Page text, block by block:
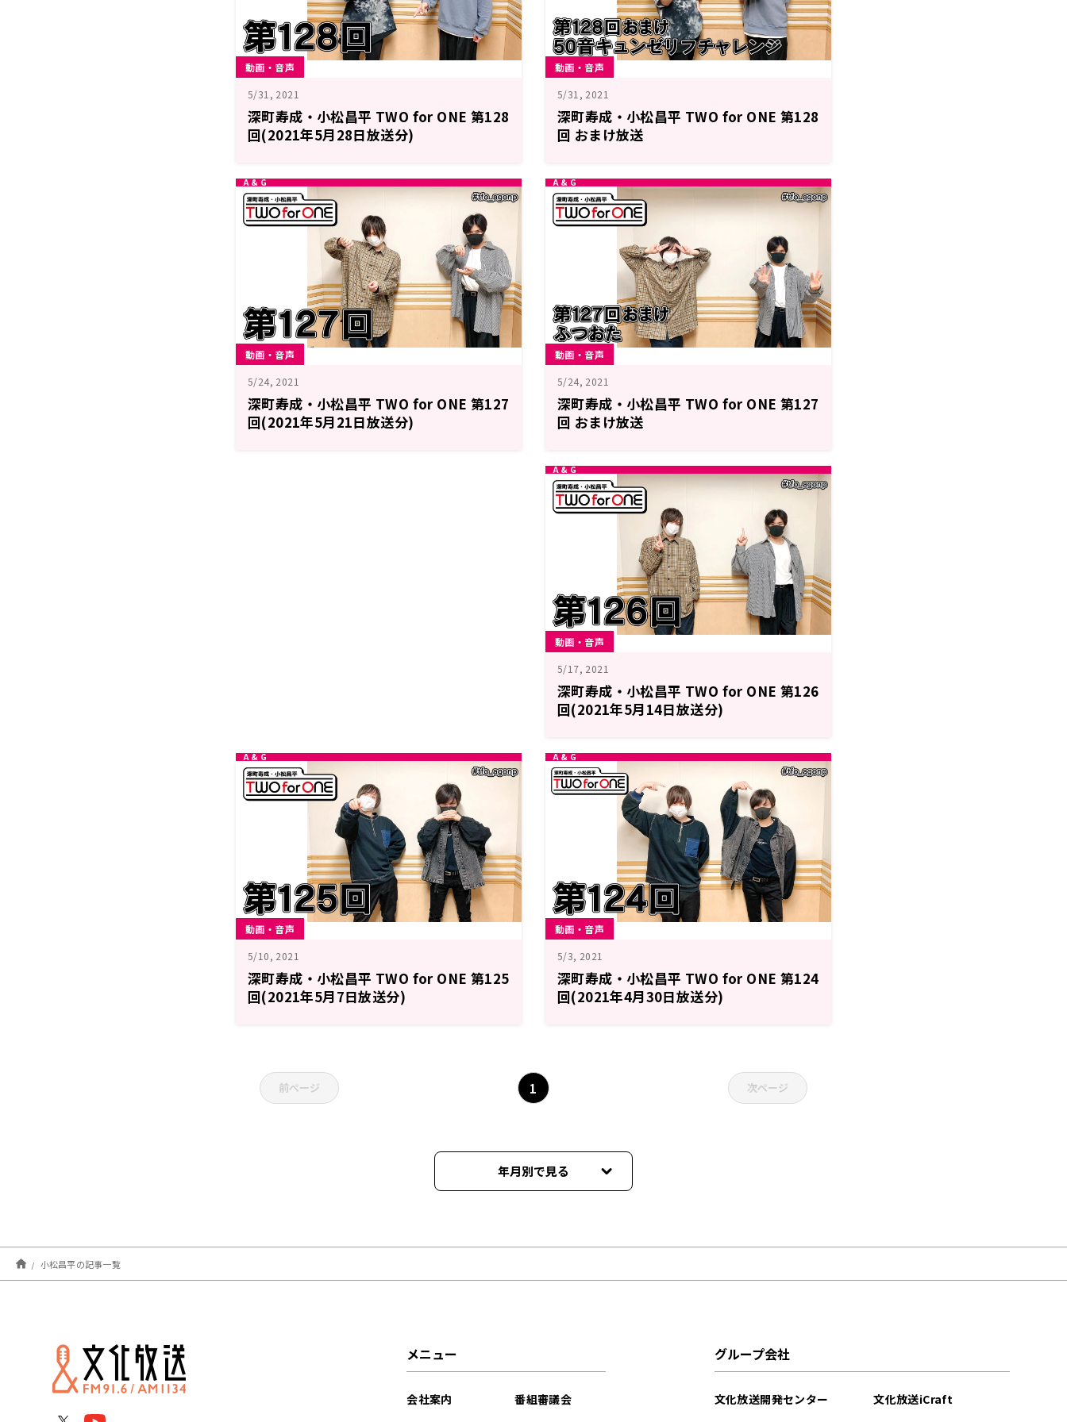
動画・音声
5/31, 2021
深町寿成・小松昌平 TWO for ONE 第128
回(2021年5月28日放送分)
動画・音声
5/31, 2021
深町寿成・小松昌平 TWO for ONE 第128
回 おまけ放送
動画・音声
5/24, 2021
深町寿成・小松昌平 TWO for ONE 第127
回(2021年5月21日放送分)
動画・音声
5/24, 2021
深町寿成・小松昌平 TWO for ONE 第127
回 おまけ放送
動画・音声
5/17, 2021
深町寿成・小松昌平 TWO for ONE 第126
回(2021年5月14日放送分)
動画・音声
5/10, 2021
深町寿成・小松昌平 TWO for ONE 第125
回(2021年5月7日放送分)
動画・音声
5/3, 2021
深町寿成・小松昌平 TWO for ONE 第124
回(2021年4月30日放送分)
前ページ 1 次ページ
年月別で見る
2022年03月
2022年02月
小松昌平の記事一覧
メニュー
会社案内 番組審議会
グループ会社
文化放送開発センター 文化放送iCraft